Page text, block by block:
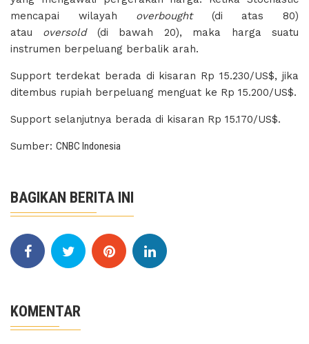
mencapai wilayah overbought (di atas 80)
atau oversold (di bawah 20), maka harga suatu
instrumen berpeluang berbalik arah.
Support terdekat berada di kisaran Rp 15.230/US$, jika
ditembus rupiah berpeluang menguat ke Rp 15.200/US$.
Support selanjutnya berada di kisaran Rp 15.170/US$.
Sumber: CNBC Indonesia
BAGIKAN BERITA INI
KOMENTAR